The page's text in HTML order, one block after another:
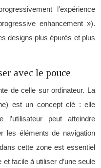
l’expérience
enhancement »).
designs plus épurés et plus
avec le pouce
de celle sur ordinateur. La
est un concept clé : elle
peut atteindre
les éléments de navigation
cette zone est essentiel
facile à utiliser d’une seule